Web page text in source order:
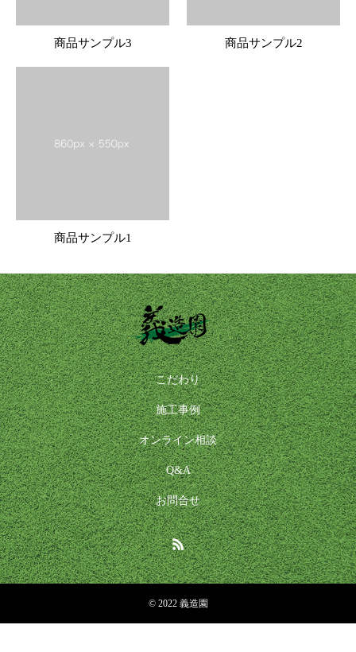
商品サンプル3 商品サンプル2
商品サンプル1
こだわり
施工事例
オンライン相談
Q&A
お問合せ
© 2022 義造園